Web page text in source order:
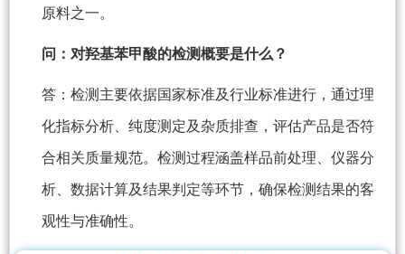
原料之一。
问：对羟基苯甲酸的检测概要是什么？
答：检测主要依据国家标准及行业标准进行，通过理
化指标分析、纯度测定及杂质排查，评估产品是否符
合相关质量规范。检测过程涵盖样品前处理、仪器分
析、数据计算及结果判定等环节，确保检测结果的客
观性与准确性。